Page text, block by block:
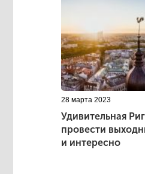
28 марта 2023
Удивительная
провести
и интересно